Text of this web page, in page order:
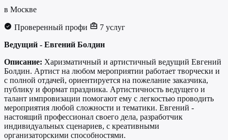
в Москве
Проверенный профи
7 услуг
Ведущий - Евгений Болдин
Описание: Харизматичный и артистичный ведущий Евгений
Болдин. Артист на любом мероприятии работает творчески и
с полной отдачей, ориентируется на пожелание заказчика,
публику и формат праздника. Артистичность ведущего и
талант импровизации помогают ему с легкостью проводить
мероприятия любой сложности и тематики. Евгений -
настоящий профессионал своего дела, разработчик
индивидуальных сценариев, с креативными
организаторскими способностями.